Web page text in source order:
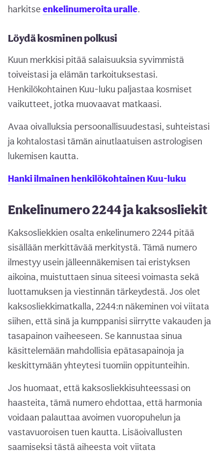
harkitse enkelinumeroita uralle.
Löydä kosminen polkusi
Kuun merkkisi pitää salaisuuksia syvimmistä
toiveistasi ja elämän tarkoituksestasi.
Henkilökohtainen Kuu-luku paljastaa kosmiset
vaikutteet, jotka muovaavat matkaasi.
Avaa oivalluksia persoonallisuudestasi, suhteistasi
ja kohtalostasi tämän ainutlaatuisen astrologisen
lukemisen kautta.
Hanki ilmainen henkilökohtainen Kuu-luku
Enkelinumero 2244 ja kaksosliekit
Kaksosliekkien osalta enkelinumero 2244 pitää
sisällään merkittävää merkitystä. Tämä numero
ilmestyy usein jälleennäkemisen tai eristyksen
aikoina, muistuttaen sinua siteesi voimasta sekä
luottamuksen ja viestinnän tärkeydestä. Jos olet
kaksosliekkimatkalla, 2244:n näkeminen voi viitata
siihen, että sinä ja kumppanisi siirrytte vakauden ja
tasapainon vaiheeseen. Se kannustaa sinua
käsittelemään mahdollisia epätasapainoja ja
keskittymään yhteytesi tuomiin oppitunteihin.
Jos huomaat, että kaksosliekkisuhteessasi on
haasteita, tämä numero ehdottaa, että harmonia
voidaan palauttaa avoimen vuoropuhelun ja
vastavuoroisen tuen kautta. Lisäoivallusten
saamiseksi tästä aiheesta voit viitata